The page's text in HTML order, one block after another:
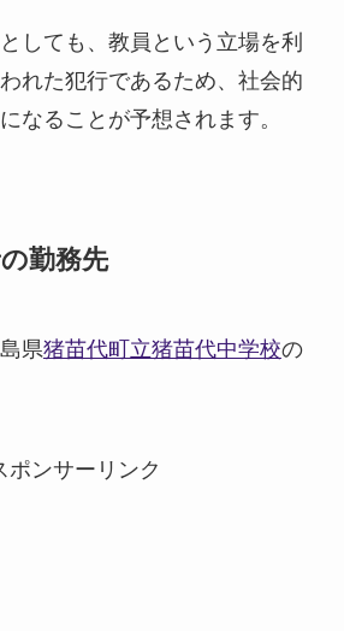
しても、教員という立場を利
れた犯行であるため、社会的
なることが予想されます。
勤務先
県猪苗代町立猪苗代中学校の
ポンサーリンク